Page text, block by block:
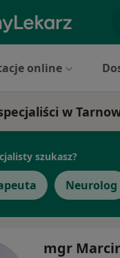
online
w
szukasz?
Neurolog
mgr